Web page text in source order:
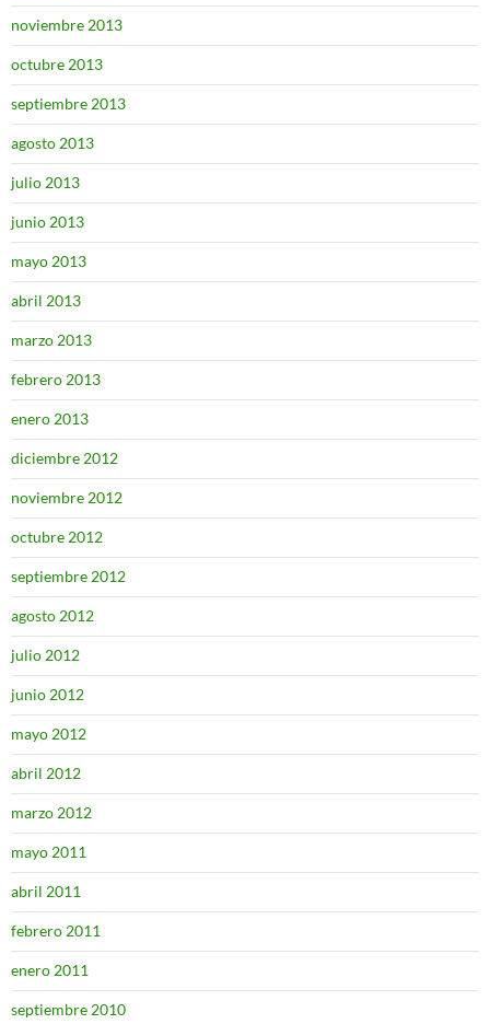
noviembre 2013
octubre 2013
septiembre 2013
agosto 2013
julio 2013
junio 2013
mayo 2013
abril 2013
marzo 2013
febrero 2013
enero 2013
diciembre 2012
noviembre 2012
octubre 2012
septiembre 2012
agosto 2012
julio 2012
junio 2012
mayo 2012
abril 2012
marzo 2012
mayo 2011
abril 2011
febrero 2011
enero 2011
septiembre 2010